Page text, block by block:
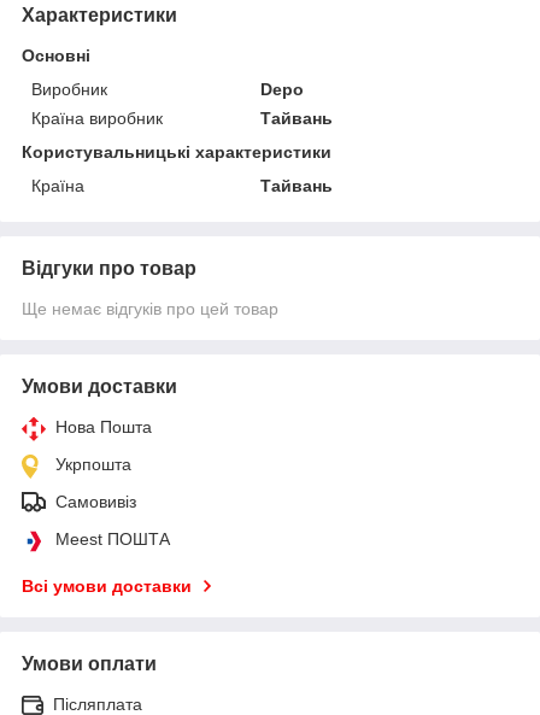
Характеристики
Основні
Виробник
Depo
Країна виробник
Тайвань
Користувальницькі характеристики
Країна
Тайвань
Відгуки про товар
Ще немає відгуків про цей товар
Умови доставки
Нова Пошта
Укрпошта
Самовивіз
Meest ПОШТА
Всі умови доставки
Умови оплати
Післяплата